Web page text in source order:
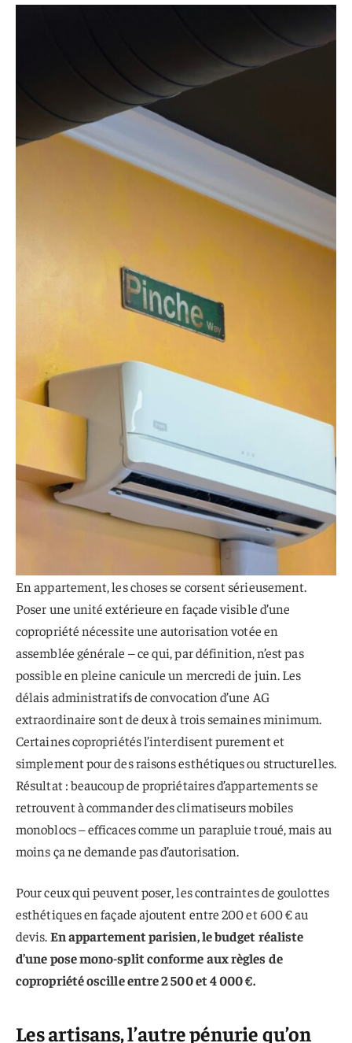
En appartement, les choses se corsent sérieusement.
Poser une unité extérieure en façade visible d’une
copropriété nécessite une autorisation votée en
assemblée générale – ce qui, par définition, n’est pas
possible en pleine canicule un mercredi de juin. Les
délais administratifs de convocation d’une AG
extraordinaire sont de deux à trois semaines minimum.
Certaines copropriétés l’interdisent purement et
simplement pour des raisons esthétiques ou structurelles.
Résultat : beaucoup de propriétaires d’appartements se
retrouvent à commander des climatiseurs mobiles
monoblocs – efficaces comme un parapluie troué, mais au
moins ça ne demande pas d’autorisation.
Pour ceux qui peuvent poser, les contraintes de goulottes
esthétiques en façade ajoutent entre 200 et 600 € au
devis.En appartement parisien, le budget réaliste
d’une pose mono-split conforme aux règles de
copropriété oscille entre 2 500 et 4 000 €.
Les artisans, l’autre pénurie qu’on